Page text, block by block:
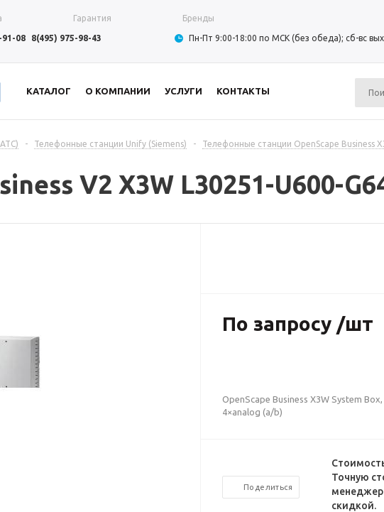
Гарантия Бренды
91-08 8(495) 975-98-43 Пн-Пт 9:00-18:00 по МСК (без обеда); сб-вс
КАТАЛОГ О КОМПАНИИ УСЛУГИ КОНТАКТЫ
- Телефонные станции Unify (Siemens) -
Телефонные станции OpenScape Business
V2 X3W L30251-U600-
По запросу /шт
OpenScape Business X3W System
4×analog (a/b)
Поделиться
Точную
скидкой.